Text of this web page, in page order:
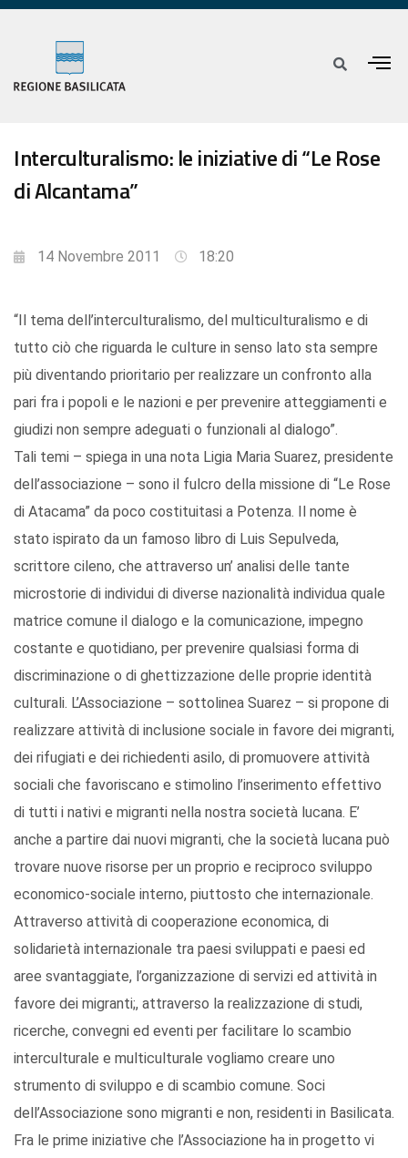
Interculturalismo: le iniziative di “Le Rose
di Alcantama”
14 Novembre 2011 18:20
“Il tema dell’interculturalismo, del multiculturalismo e di
tutto ciò che riguarda le culture in senso lato sta sempre
più diventando prioritario per realizzare un confronto alla
pari fra i popoli e le nazioni e per prevenire atteggiamenti e
giudizi non sempre adeguati o funzionali al dialogo”.
Tali temi – spiega in una nota Ligia Maria Suarez, presidente
dell’associazione – sono il fulcro della missione di “Le Rose
di Atacama” da poco costituitasi a Potenza. Il nome è
stato ispirato da un famoso libro di Luis Sepulveda,
scrittore cileno, che attraverso un’ analisi delle tante
microstorie di individui di diverse nazionalità individua quale
matrice comune il dialogo e la comunicazione, impegno
costante e quotidiano, per prevenire qualsiasi forma di
discriminazione o di ghettizzazione delle proprie identità
culturali. L’Associazione – sottolinea Suarez – si propone di
realizzare attività di inclusione sociale in favore dei migranti,
dei rifugiati e dei richiedenti asilo, di promuovere attività
sociali che favoriscano e stimolino l’inserimento effettivo
di tutti i nativi e migranti nella nostra società lucana. E’
anche a partire dai nuovi migranti, che la società lucana può
trovare nuove risorse per un proprio e reciproco sviluppo
economico-sociale interno, piuttosto che internazionale.
Attraverso attività di cooperazione economica, di
solidarietà internazionale tra paesi sviluppati e paesi ed
aree svantaggiate, l’organizzazione di servizi ed attività in
favore dei migranti;, attraverso la realizzazione di studi,
ricerche, convegni ed eventi per facilitare lo scambio
interculturale e multiculturale vogliamo creare uno
strumento di sviluppo e di scambio comune. Soci
dell’Associazione sono migranti e non, residenti in Basilicata.
Fra le prime iniziative che l’Associazione ha in progetto vi